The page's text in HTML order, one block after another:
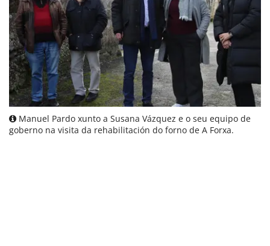
Manuel Pardo xunto a Susana Vázquez e o seu equipo de
goberno na visita da rehabilitación do forno de A Forxa.